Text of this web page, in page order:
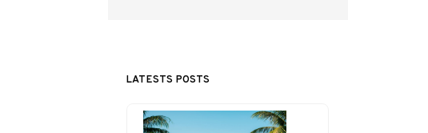
LATESTS POSTS